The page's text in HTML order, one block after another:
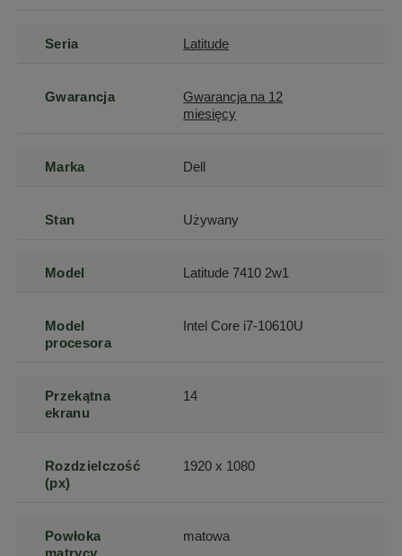
Seria Latitude
Gwarancja
Gwarancja na 12
miesięcy
Marka Dell
Stan Używany
Model Latitude 7410 2w1
Model
procesora
Intel Core i7-10610U
Przekątna
ekranu
14
Rozdzielczość
(px)
1920 x 1080
Powłoka
matrycy
matowa